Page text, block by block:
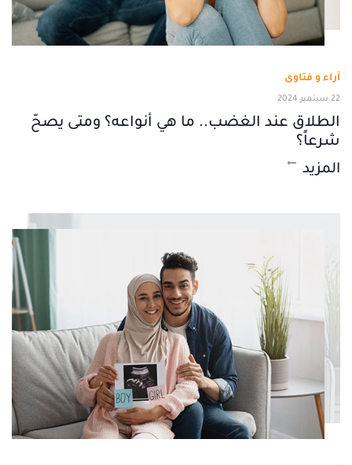
آراء و فتاوى
22 سبتمبر 2024
الطلاق عند الغضب.. ما هي أنواعه؟ ومتى يصحّ
شرعاً؟
المزيد